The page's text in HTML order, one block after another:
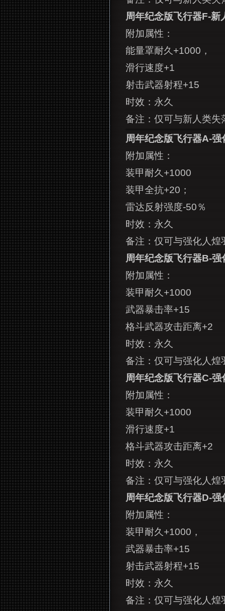
周年纪念版飞行器F-新
附加属性：
能量罩耐久+1000，
滑行速度+1
射击武器射程+15
时效：永久
备注：仅可与新人类失
周年纪念版飞行器A-强
附加属性：
装甲耐久+1000
装甲全抗+20；
雷达反射强度-50％
时效：永久
备注：仅可与强化人煌
周年纪念版飞行器B-强
附加属性：
装甲耐久+1000
武器暴击率+15
格斗武器攻击距离+2
时效：永久
备注：仅可与强化人煌
周年纪念版飞行器C-强
附加属性：
装甲耐久+1000
滑行速度+1
格斗武器攻击距离+2
时效：永久
备注：仅可与强化人煌
周年纪念版飞行器D-强
附加属性：
装甲耐久+1000，
武器暴击率+15
射击武器射程+15
时效：永久
备注：仅可与强化人煌